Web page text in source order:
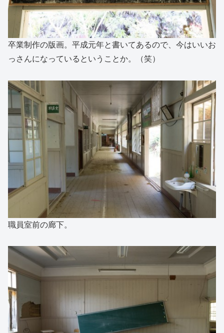
卒業制作の版画。平成元年と書いてあるので、今はいいお
っさんになっているということか。（笑）
職員室前の廊下。